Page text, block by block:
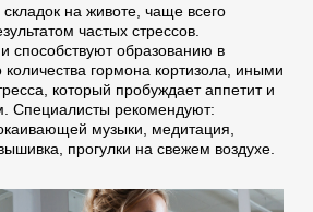
на животе, чаще всего
частых стрессов.
способствуют образованию в
гормона кортизола, иными
который пробуждает аппетит и
Специалисты рекомендуют:
музыки, медитация,
прогулки на свежем воздухе.